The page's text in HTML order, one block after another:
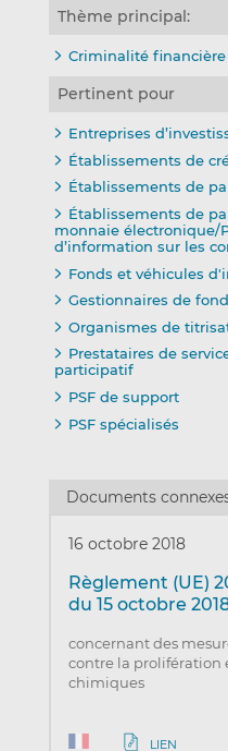
Thème principal:
Criminalité financière
Pertinent pour
Entreprises
Établissements de
Établissements de
Établissements de
monnaie électronique/
d’information sur les
Fonds et véhicules
Gestionnaires de
Organismes de
Prestataires de
participatif
PSF de support
PSF spécialisés
Documents
16 octobre 2018
Règlement (UE)
du 15 octobre
concernant des
contre la prolifération
chimiques
LIEN